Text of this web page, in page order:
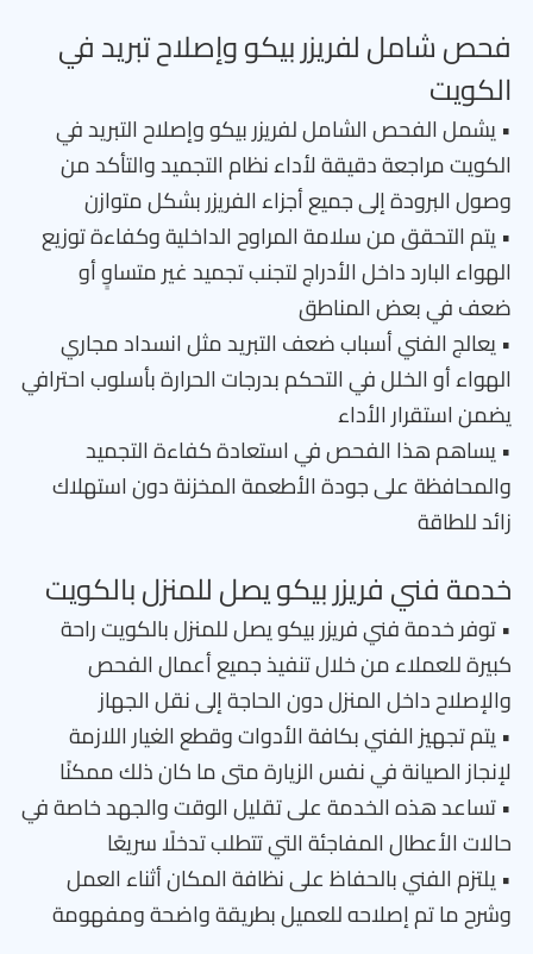
فحص شامل لفريزر بيكو وإصلاح تبريد في
الكويت
• يشمل الفحص الشامل لفريزر بيكو وإصلاح التبريد في
الكويت مراجعة دقيقة لأداء نظام التجميد والتأكد من
وصول البرودة إلى جميع أجزاء الفريزر بشكل متوازن
• يتم التحقق من سلامة المراوح الداخلية وكفاءة توزيع
الهواء البارد داخل الأدراج لتجنب تجميد غير متساوٍ أو
ضعف في بعض المناطق
• يعالج الفني أسباب ضعف التبريد مثل انسداد مجاري
الهواء أو الخلل في التحكم بدرجات الحرارة بأسلوب احترافي
يضمن استقرار الأداء
• يساهم هذا الفحص في استعادة كفاءة التجميد
والمحافظة على جودة الأطعمة المخزنة دون استهلاك
زائد للطاقة
خدمة فني فريزر بيكو يصل للمنزل بالكويت
• توفر خدمة فني فريزر بيكو يصل للمنزل بالكويت راحة
كبيرة للعملاء من خلال تنفيذ جميع أعمال الفحص
والإصلاح داخل المنزل دون الحاجة إلى نقل الجهاز
• يتم تجهيز الفني بكافة الأدوات وقطع الغيار اللازمة
لإنجاز الصيانة في نفس الزيارة متى ما كان ذلك ممكنًا
• تساعد هذه الخدمة على تقليل الوقت والجهد خاصة في
حالات الأعطال المفاجئة التي تتطلب تدخلًا سريعًا
• يلتزم الفني بالحفاظ على نظافة المكان أثناء العمل
وشرح ما تم إصلاحه للعميل بطريقة واضحة ومفهومة